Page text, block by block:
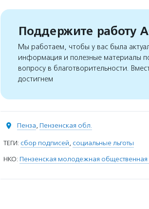
Поддержите работу
Мы работаем, чтобы у вас была
информация и полезные материалы
вопросу в благотворительности.
достигнем
Пенза, Пензенская обл.
ТЕГИ: сбор подписей, социальные льготы
НКО: Пензенская молодежная